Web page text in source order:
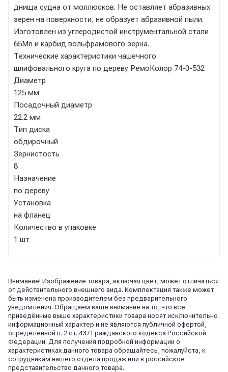
днища судна от моллюсков. Не оставляет абразивных
зерен на поверхности, не образует абразивной пыли.
Изготовлен из углеродистой инструментальной стали
65Mn и карбид вольфрамового зерна.
Технические характеристики чашечного
шлифовального круга по дереву РемоКолор 74-0-532
Диаметр
125 мм
Посадочный диаметр
22.2 мм
Тип диска
обдирочный
Зернистость
8
Назначение
по дереву
Установка
на фланец
Количество в упаковке
1 шт
Внимание! Изображение товара, включая цвет, может отличаться
от действительного внешнего вида. Комплектация также может
быть изменена производителем без предварительного
уведомления. Обращаем ваше внимание на то, что все
приведённые выше характеристики товара носят исключительно
информационный характер и не являются публичной офертой,
определённой п. 2 ст. 437 Гражданского кодекса Российской
Федерации. Для получения подробной информации о
характеристиках данного товара обращайтесь, пожалуйста, к
сотрудникам нашего отдела продаж или в российское
представительство данного товара.